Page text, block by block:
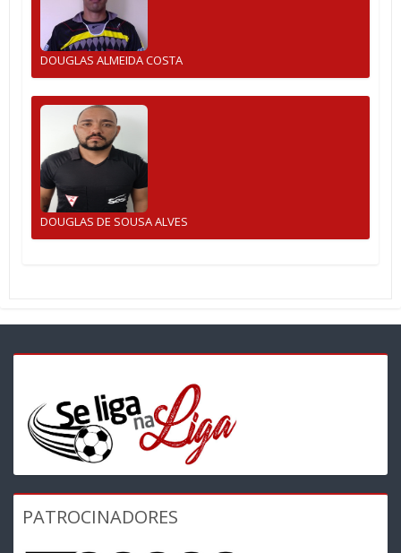
DOUGLAS ALMEIDA COSTA
DOUGLAS DE SOUSA ALVES
PATROCINADORES